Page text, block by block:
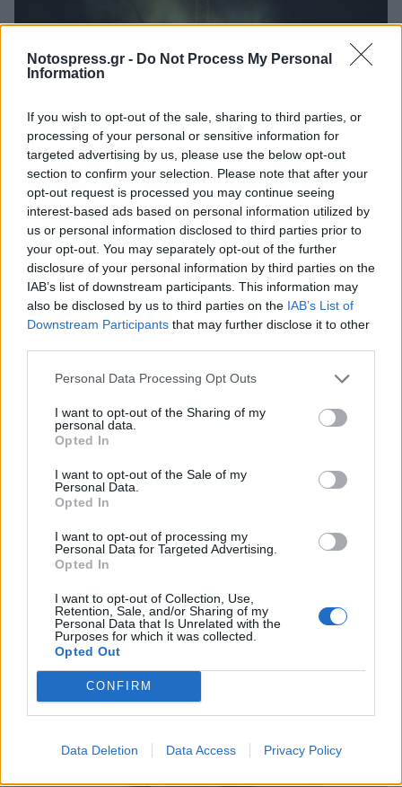
Notospress.gr - Do Not Process My Personal
Information
If you wish to opt-out of the sale, sharing to third parties, or
processing of your personal or sensitive information for
targeted advertising by us, please use the below opt-out
section to confirm your selection. Please note that after your
opt-out request is processed you may continue seeing
interest-based ads based on personal information utilized by
us or personal information disclosed to third parties prior to
your opt-out. You may separately opt-out of the further
disclosure of your personal information by third parties on the
IAB’s list of downstream participants. This information may
also be disclosed by us to third parties on the IAB’s List of
Downstream Participants that may further disclose it to other
Personal Data Processing Opt Outs
I want to opt-out of the Sharing of my
personal data.
Opted In
I want to opt-out of the Sale of my
Personal Data.
Opted In
I want to opt-out of processing my
Personal Data for Targeted Advertising.
Opted In
I want to opt-out of Collection, Use,
Retention, Sale, and/or Sharing of my
Personal Data that Is Unrelated with the
Purposes for which it was collected.
Opted Out
CONFIRM
Data Deletion Data Access Privacy Policy
Άστρος: Οι Χαΐνηδες και οι Social Waste
ενώνουν τις δυνάμεις τους σε μία ξεχωριστή
συναυλία
06/08/2026 18:54
Άστρος: Εορταστικές εκδηλώσεις για τη
«Μάχη της 5ης και 6ης Αυγούστου 1826»
03/08/2026 19:02